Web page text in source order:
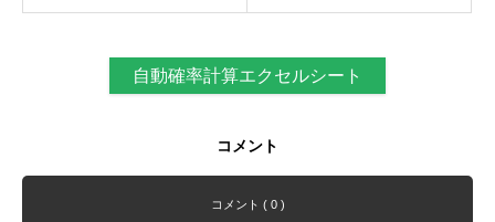
自動確率計算エクセルシート
コメント
コメント ( 0 )